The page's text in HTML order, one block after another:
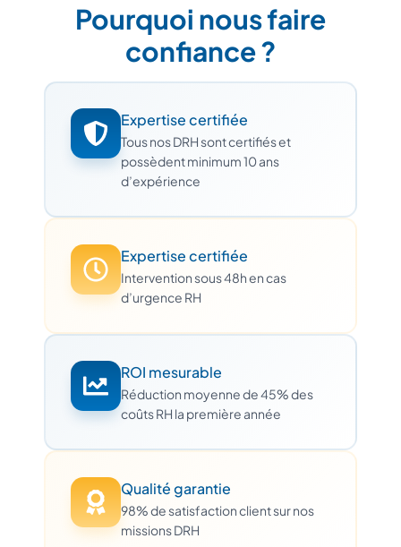
Pourquoi nous faire
confiance ?
Expertise certifiée
Tous nos DRH sont certifiés et
possèdent minimum 10 ans
d’expérience
Expertise certifiée
Intervention sous 48h en cas
d’urgence RH
ROI mesurable
Réduction moyenne de 45% des
coûts RH la première année
Qualité garantie
98% de satisfaction client sur nos
missions DRH